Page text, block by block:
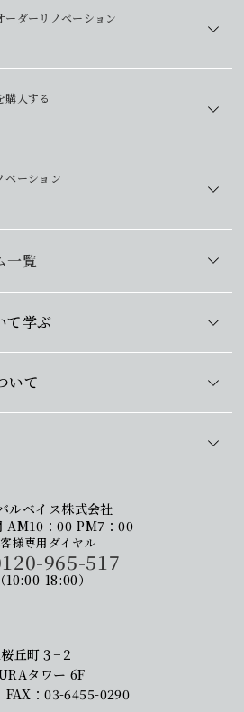
ーダーリノベーション
一覧
購入する
ベーション
て学ぶ
いて
ルベイス株式会社
AM10：00-PM7：00
様専用ダイヤル
965-517
（10:00-18:00）
丘町３−２
タワー 6F
：03-6455-0290